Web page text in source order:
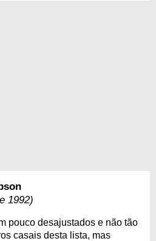
1992)
pouco desajustados e não tão
casais desta lista, mas